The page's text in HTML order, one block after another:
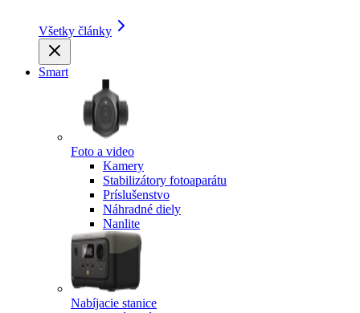
Všetky články
Smart
Foto a video
Kamery
Stabilizátory fotoaparátu
Príslušenstvo
Náhradné diely
Nanlite
Nabíjacie stanice